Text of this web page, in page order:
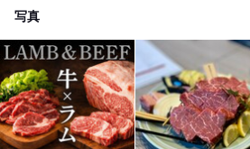
写真